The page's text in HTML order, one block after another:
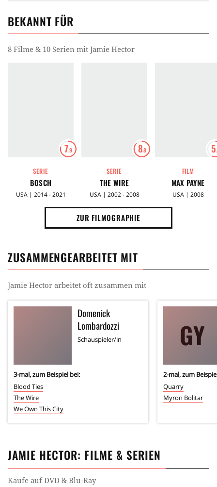
BEKANNT FÜR
8 Filme & 10 Serien mit Jamie Hector
7.9
SERIE
BOSCH
USA | 2014 - 2021
8.8
SERIE
THE WIRE
USA | 2002 - 2008
5
FILM
MAX PAYNE
USA | 2008
ZUR FILMOGRAPHIE
ZUSAMMENGEARBEITET MIT
Jamie Hector arbeitet oft zusammen mit
Domenick
Lombardozzi
Schauspieler/in
3-mal, zum Beispiel bei:
Blood Ties
The Wire
We Own This City
GY
2-mal, zum
Quarry
Myron Bolitar
JAMIE HECTOR: FILME & SERIEN
Kaufe auf DVD & Blu-Ray